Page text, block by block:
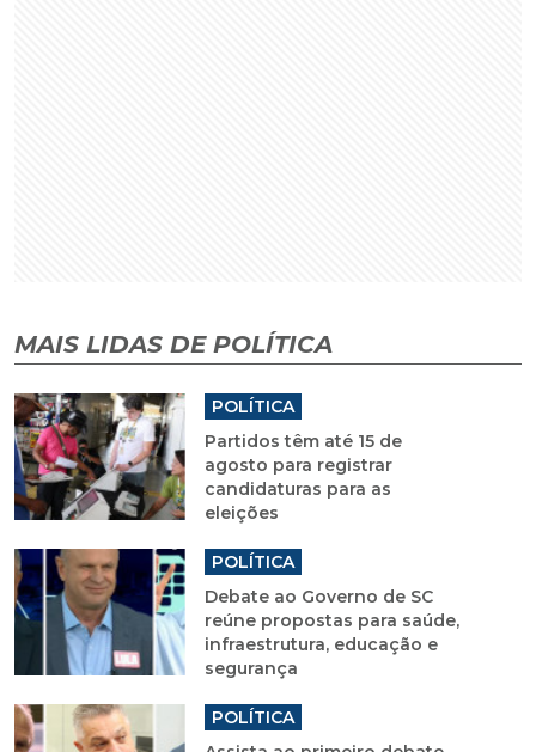
MAIS LIDAS DE POLÍTICA
POLÍTICA
Partidos têm até 15 de
agosto para registrar
candidaturas para as
eleições
POLÍTICA
Debate ao Governo de SC
reúne propostas para saúde,
infraestrutura, educação e
segurança
POLÍTICA